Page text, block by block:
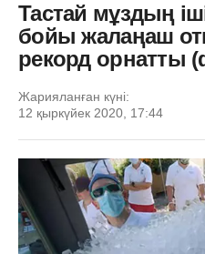
Тастай мұздың
бойы жалаңаш
рекорд орнатты
Жарияланған күні:
12 қыркүйек 2020, 17:44